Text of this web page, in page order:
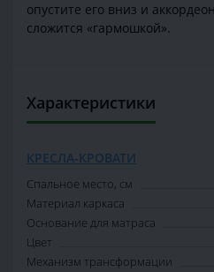
опустите его вниз и
сложится «гармошкой».
Характеристики
КРЕСЛА-КРОВАТИ
Спальное место, см
Материал каркаса
Основание для матраса
Цвет
Механизм трансформации